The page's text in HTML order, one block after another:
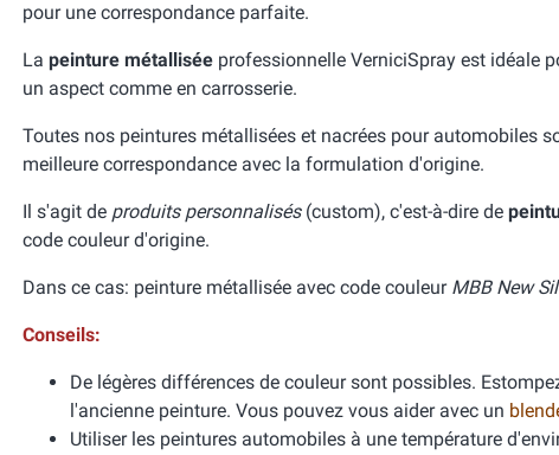
pour une correspondance parfaite.
La peinture métallisée professionnelle VerniciSpray est idéale
un aspect comme en carrosserie.
Toutes nos peintures métallisées et nacrées pour automobiles
meilleure correspondance avec la formulation d'origine.
Il s'agit de produits personnalisés(custom), c'est-à-dire de
code couleur d'origine.
Dans ce cas: peinture métallisée avec code couleur MBB New
Conseils:
De légères différences de couleur sont possibles.
l'ancienne peinture. Vous pouvez vous aider avec un
Utiliser les peintures automobiles à une température